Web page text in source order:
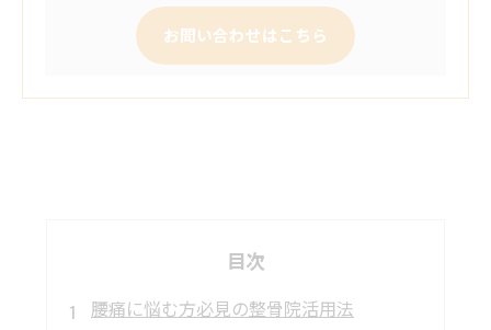
お問い合わせはこちら
目次
腰痛に悩む方必見の整骨院活用法